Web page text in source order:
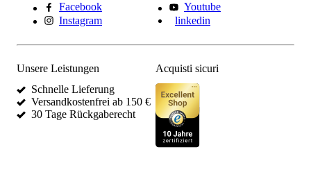
Facebook
Youtube
Instagram
linkedin
Unsere Leistungen
Schnelle Lieferung
Versandkostenfrei ab 150 €
30 Tage Rückgaberecht
Acquisti sicuri